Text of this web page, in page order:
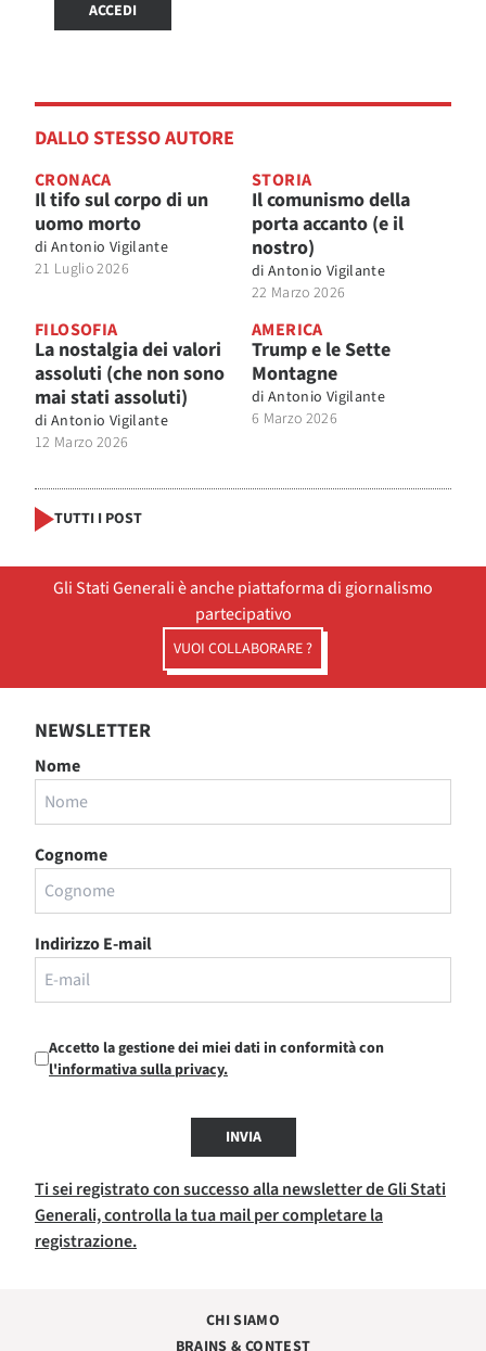
ACCEDI
DALLO STESSO AUTORE
CRONACA
Il tifo sul corpo di un
uomo morto
di Antonio Vigilante
21 Luglio 2026
STORIA
Il comunismo della
porta accanto (e il
nostro)
di Antonio Vigilante
22 Marzo 2026
FILOSOFIA
La nostalgia dei valori
assoluti (che non sono
mai stati assoluti)
di Antonio Vigilante
12 Marzo 2026
AMERICA
Trump e le Sette
Montagne
di Antonio Vigilante
6 Marzo 2026
TUTTI I POST
Gli Stati Generali è anche piattaforma di giornalismo
partecipativo
VUOI COLLABORARE ?
NEWSLETTER
Nome
Cognome
Indirizzo E-mail
Accetto la gestione dei miei dati in conformità con
l'informativa sulla privacy.
INVIA
Ti sei registrato con successo alla newsletter de Gli Stati
Generali, controlla la tua mail per completare la
registrazione.
CHI SIAMO
BRAINS & CONTEST